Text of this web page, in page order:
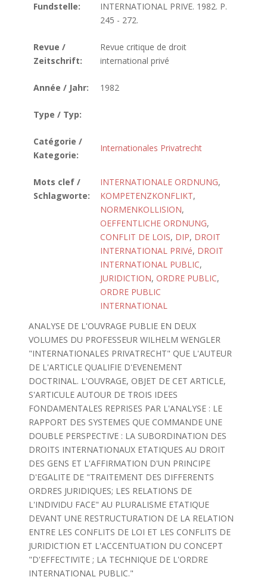
Fundstelle:
INTERNATIONAL PRIVE. 1982. P.
245 - 272.
Revue /
Zeitschrift:
Revue critique de droit
international privé
Année / Jahr: 1982
Type / Typ:
Catégorie /
Kategorie:
Internationales Privatrecht
Mots clef /
Schlagworte:
INTERNATIONALE ORDNUNG,
KOMPETENZKONFLIKT,
NORMENKOLLISION,
OEFFENTLICHE ORDNUNG,
CONFLIT DE LOIS, DIP, DROIT
INTERNATIONAL PRIVé, DROIT
INTERNATIONAL PUBLIC,
JURIDICTION, ORDRE PUBLIC,
ORDRE PUBLIC
INTERNATIONAL
ANALYSE DE L'OUVRAGE PUBLIE EN DEUX
VOLUMES DU PROFESSEUR WILHELM WENGLER
"INTERNATIONALES PRIVATRECHT" QUE L'AUTEUR
DE L'ARTICLE QUALIFIE D'EVENEMENT
DOCTRINAL. L'OUVRAGE, OBJET DE CET ARTICLE,
S'ARTICULE AUTOUR DE TROIS IDEES
FONDAMENTALES REPRISES PAR L'ANALYSE : LE
RAPPORT DES SYSTEMES QUE COMMANDE UNE
DOUBLE PERSPECTIVE : LA SUBORDINATION DES
DROITS INTERNATIONAUX ETATIQUES AU DROIT
DES GENS ET L'AFFIRMATION D'UN PRINCIPE
D'EGALITE DE "TRAITEMENT DES DIFFERENTS
ORDRES JURIDIQUES; LES RELATIONS DE
L'INDIVIDU FACE" AU PLURALISME ETATIQUE
DEVANT UNE RESTRUCTURATION DE LA RELATION
ENTRE LES CONFLITS DE LOI ET LES CONFLITS DE
JURIDICTION ET L'ACCENTUATION DU CONCEPT
"D'EFFECTIVITE ; LA TECHNIQUE DE L'ORDRE
INTERNATIONAL PUBLIC."